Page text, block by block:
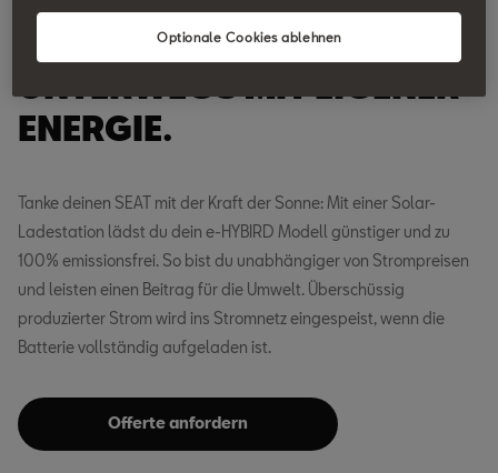
SOLARSTROM-LADESTATION
ENERGIE.
Tanke deinen SEAT mit der Kraft der Sonne: Mit einer Solar-
Ladestation lädst du dein e-HYBIRD Modell günstiger und zu
100% emissionsfrei. So bist du unabhängiger von Strompreisen
und leisten einen Beitrag für die Umwelt. Überschüssig
produzierter Strom wird ins Stromnetz eingespeist, wenn die
Batterie vollständig aufgeladen ist.
Offerte anfordern
Optionale Cookies ablehnen